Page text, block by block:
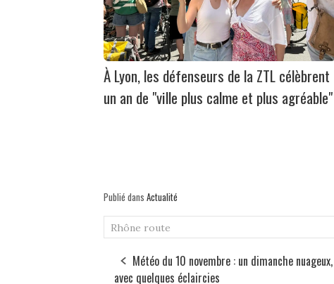
À Lyon, les défenseurs de la ZTL célèbrent
un an de "ville plus calme et plus agréable"
Publié dans Actualité
Rhône route
Météo du 10 novembre : un dimanche nuageux,
avec quelques éclaircies